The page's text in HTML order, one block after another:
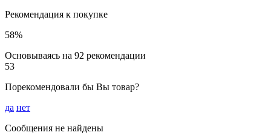
Рекомендация к покупке
58%
Основываясь на 92 рекомендации
53
Порекомендовали бы Вы товар?
да нет
Сообщения не найдены